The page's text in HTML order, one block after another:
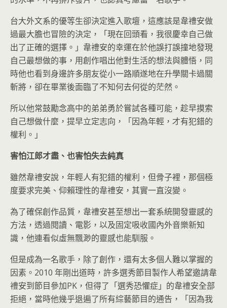
台大外文系的優等生卻決定進入歌壇，這應該是韋禮安做
過最大膽也冒險的決定，「現在回頭看，我很慶幸自己做
出了正確的選擇。」韋禮安的幸運在於他誤打誤撞地發現
自己最想做的事，用創作唱出他對生活的想法與體悟，同
時他也看到身邊許多朋友從小一路順遂地在升學關卡過關
斬將，卻在畢業後面臨了不知何去何從的茫然。
所以他常鼓勵念高中的弟弟勇於嘗試各種可能，趁早摸索
自己想做什麼，提早立定志向，「因為年輕，才有犯錯的
權利。」
害怕江郎才盡、也害怕失去純真
雖然韋禮安說，年輕人有犯錯的權利，但骨子裡，那個極
度要求完美、仰賴理性的韋禮安，其實一直沒變。
為了確保創作品質，韋禮安甚至想出一套系統開發靈感的
方法，透過閱讀、電影，以及固定吸收國內外音樂新知
識，他連看似虛無飄渺的靈感也能馴服。
但是成為一名歌手，除了創作，還有太多個人難以掌握的
因素。2010 年剛出道時，許多選秀節目製作人希望邀請韋
禮安到節目參加PK，但得了「選秀恐懼症」的韋禮安全部
拒絕，當時他幾乎退遍了所有綜藝節目的通告，「因為我